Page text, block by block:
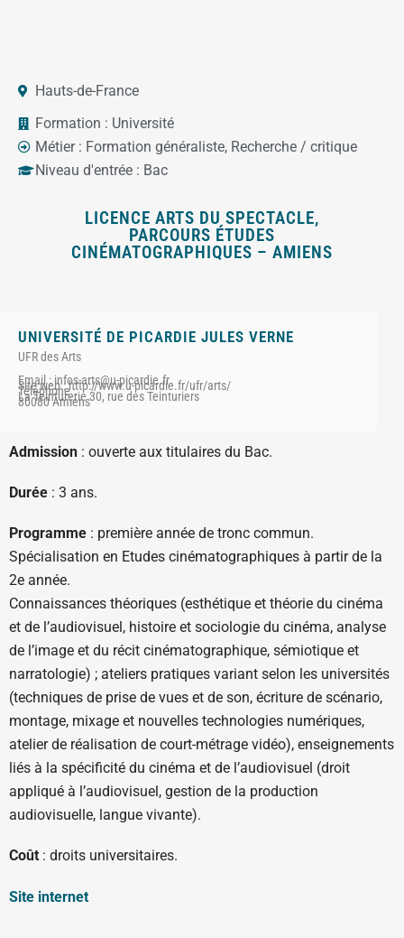
Hauts-de-France
Formation : Université
Métier : Formation généraliste, Recherche / critique
Niveau d'entrée : Bac
LICENCE ARTS DU SPECTACLE,
PARCOURS ÉTUDES
CINÉMATOGRAPHIQUES – AMIENS
UNIVERSITÉ DE PICARDIE JULES VERNE
UFR des Arts
Email : infos-arts@u-picardie.fr
Site web : http://www.u-picardie.fr/ufr/arts/
Téléphone :
La Teinturerie 30, rue des Teinturiers
80080 Amiens
Admission : ouverte aux titulaires du Bac.
Durée : 3 ans.
Programme : première année de tronc commun.
Spécialisation en Etudes cinématographiques à partir de la
2e année.
Connaissances théoriques (esthétique et théorie du cinéma
et de l’audiovisuel, histoire et sociologie du cinéma, analyse
de l’image et du récit cinématographique, sémiotique et
narratologie) ; ateliers pratiques variant selon les universités
(techniques de prise de vues et de son, écriture de scénario,
montage, mixage et nouvelles technologies numériques,
atelier de réalisation de court-métrage vidéo), enseignements
liés à la spécificité du cinéma et de l’audiovisuel (droit
appliqué à l’audiovisuel, gestion de la production
audiovisuelle, langue vivante).
Coût : droits universitaires.
Site internet